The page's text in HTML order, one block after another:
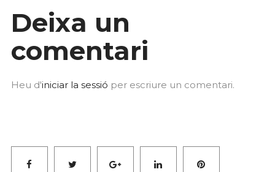
Deixa un
comentari
Heu d'iniciar la sessió per escriure un comentari.
FacebookTwitter Google+LinkedIn Pinterest